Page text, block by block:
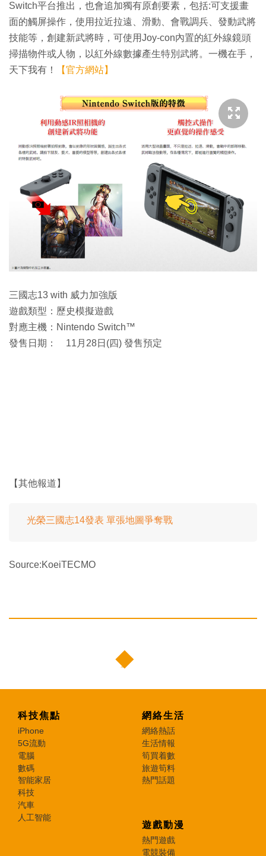
Switch平台推出，也會追加獨有原創要素，包括:可支援畫
面的觸屏操作，使用拉近拉遠、滑動、會戰調兵、發動武將
技能等，創建新武將時，可使用Joy-con內置的紅外線鏡頭
掃描物件或人物，以紅外線數據產生特別武將。一機在手，
天下我有！
【官方網站】
三國志13 with 威力加強版
遊戲類型：歷史模擬遊戲
對應主機：Nintendo Switch™
發售日期： 11月28日(四) 發售預定
【其他報道】
光榮三國志14發表 單張地圖爭奪戰
Source:KoeiTECMO
科技焦點
iPhone
5G流動
電腦
數碼
智能家居
科技
汽車
人工智能
網絡生活
網絡熱話
生活情報
筍買着數
旅遊筍料
熱門話題
遊戲動漫
熱門遊戲
電競裝備